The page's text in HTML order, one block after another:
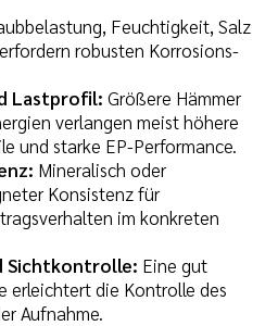
Feuchtigkeit, Salz
robusten Korrosions-
Lastprofil: Größere Hämmer
verlangen meist höhere
und starke EP-Performance.
Mineralisch oder
Konsistenz für
im konkreten
Sichtkontrolle: Eine gut
erleichtert die Kontrolle des
Aufnahme.